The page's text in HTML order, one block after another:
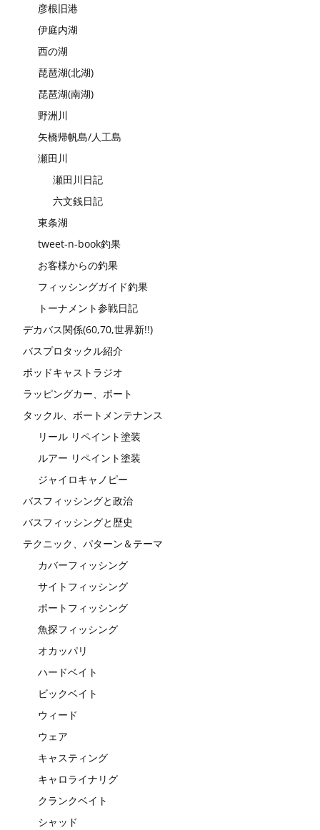
彦根旧港
伊庭内湖
西の湖
琵琶湖(北湖)
琵琶湖(南湖)
野洲川
矢橋帰帆島/人工島
瀬田川
瀬田川日記
六文銭日記
東条湖
tweet-n-book釣果
お客様からの釣果
フィッシングガイド釣果
トーナメント参戦日記
デカバス関係(60,70,世界新!!)
バスプロタックル紹介
ポッドキャストラジオ
ラッピングカー、ボート
タックル、ボートメンテナンス
リール リペイント塗装
ルアー リペイント塗装
ジャイロキャノピー
バスフィッシングと政治
バスフィッシングと歴史
テクニック、パターン＆テーマ
カバーフィッシング
サイトフィッシング
ボートフィッシング
魚探フィッシング
オカッパリ
ハードベイト
ビックベイト
ウィード
ウェア
キャスティング
キャロライナリグ
クランクベイト
シャッド